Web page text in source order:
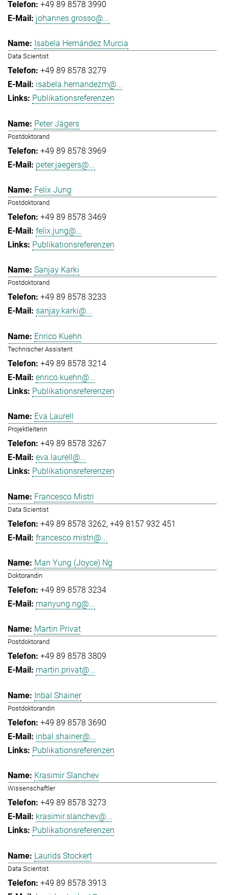
+49 89 8578 3990
johannes.grosso@...
Isabela Hernández Murcia
Data Scientist
+49 89 8578 3279
isabela.hernandezm@...
Publikationsreferenzen
Peter Jägers
Postdoktorand
+49 89 8578 3969
peter.jaegers@...
Felix Jung
Postdoktorand
+49 89 8578 3469
felix.jung@...
Publikationsreferenzen
Sanjay Karki
Postdoktorand
+49 89 8578 3233
sanjay.karki@...
Enrico Kuehn
Technischer Assistent
+49 89 8578 3214
enrico.kuehn@...
Publikationsreferenzen
Eva Laurell
Projektleiterin
+49 89 8578 3267
eva.laurell@...
Publikationsreferenzen
Francesco Mistri
Data Scientist
+49 89 8578 3262 +49 8157 932 451
francesco.mistri@...
Man Yung (Joyce) Ng
Doktorandin
+49 89 8578 3234
manyung.ng@...
Martin Privat
Postdoktorand
+49 89 8578 3809
martin.privat@...
Inbal Shainer
Postdoktorandin
+49 89 8578 3690
inbal.shainer@...
Publikationsreferenzen
Krasimir Slanchev
Wissenschaftler
+49 89 8578 3273
krasimir.slanchev@...
Publikationsreferenzen
Laurids Stockert
Data Scientist
+49 89 8578 3913